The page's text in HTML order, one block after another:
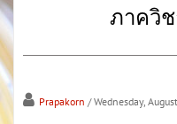
ภาควิ
Prapakorn / Wednesday,